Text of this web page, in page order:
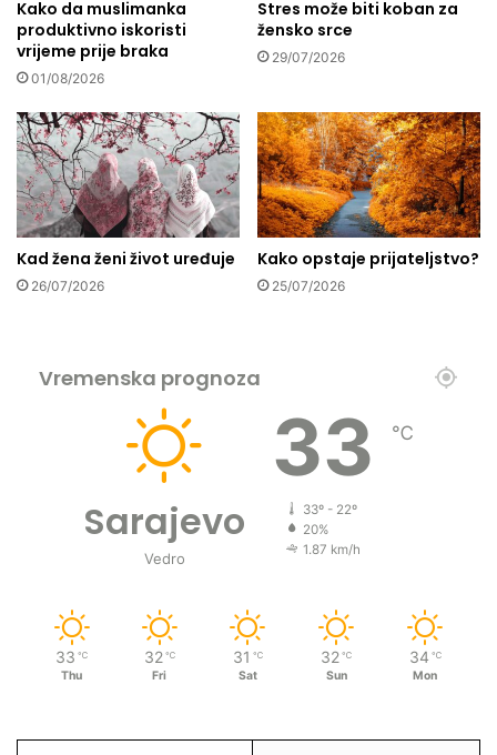
s
e
n
e
v
i
s
n
o
š
ć
u
Kako da muslimanka
produktivno iskoristi
vrijeme prije braka
01/08/2026
Stres može biti koban za
žensko srce
29/07/2026
Kad žena ženi život uređuje
26/07/2026
Kako opstaje prijateljstvo?
25/07/2026
Vremenska prognoza
Sarajevo
Vedro
33 ℃
33º - 22º
20%
1.87 km/h
33 ℃
Thu
32 ℃
Fri
31 ℃
Sat
32 ℃
Sun
34 ℃
Mon